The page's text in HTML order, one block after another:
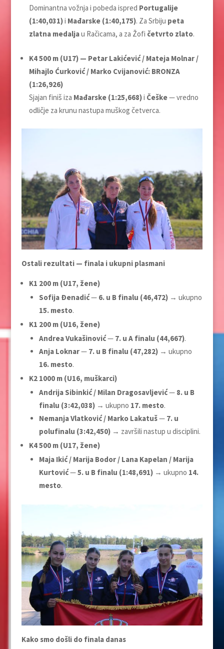
Dominantna vožnja i pobeda ispred Portugalije
(1:40,031)i Mađarske (1:40,175). Za Srbiju peta
zlatna medaljau Račicama, a za Žofi četvrto zlato.
K4 500 m (U17) — Petar Lakićević / Mateja Molnar /
Mihajlo Ćurković / Marko Cvijanović: BRONZA
(1:26,926)
Sjajan finiš iza Mađarske (1:25,668)i Češke— vredno
odličje za krunu nastupa muškog četverca.
Ostali rezultati — finala i ukupni plasmani
K1 200 m (U17, žene)
Sofija Đenadić— 6. u B finalu (46,472)→ ukupno
15. mesto.
K1 200 m (U16, žene)
Andrea Vukašinović— 7. u A finalu (44,667).
Anja Loknar— 7. u B finalu (47,282)→ ukupno
16. mesto.
K2 1000 m (U16, muškarci)
Andrija Sibinkić / Milan Dragosavljević— 8. u B
finalu (3:42,038)→ ukupno 17. mesto.
Nemanja Vlatković / Marko Lakatuš— 7. u
polufinalu (3:42,450)→ završili nastup u disciplini.
K4 500 m (U17, žene)
Maja Ikić / Marija Bodor / Lana Kapelan / Marija
Kurtović—5. u B finalu (1:48,691)→ ukupno 14.
mesto.
Kako smo došli do finala danas